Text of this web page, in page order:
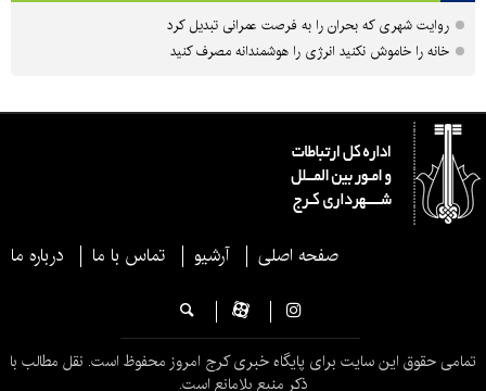
روایت شهری که بحران را به فرصت عمرانی تبدیل کرد
خانه را خاموش نکنید انرژی را هوشمندانه مصرف کنید
صفحه اصلی آرشیو تماس با ما درباره ما
تمامی حقوق این سایت برای پایگاه خبری کرج امروز محفوظ است. نقل مطالب با
ذکر منبع بلامانع است.